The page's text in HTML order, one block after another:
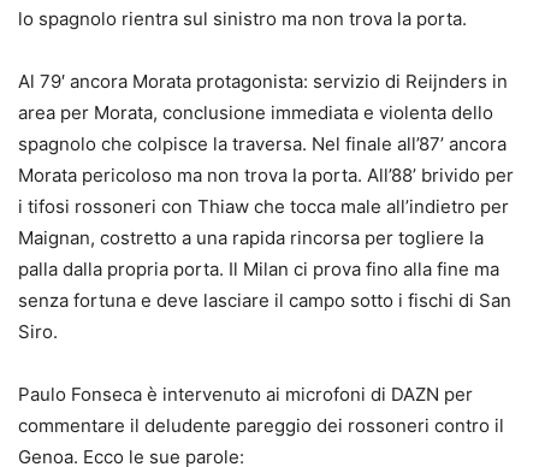
lo spagnolo rientra sul sinistro ma non trova la porta.
Al 79′ ancora Morata protagonista: servizio di Reijnders in
area per Morata, conclusione immediata e violenta dello
spagnolo che colpisce la traversa. Nel finale all’87’ ancora
Morata pericoloso ma non trova la porta. All’88’ brivido per
i tifosi rossoneri con Thiaw che tocca male all’indietro per
Maignan, costretto a una rapida rincorsa per togliere la
palla dalla propria porta. Il Milan ci prova fino alla fine ma
senza fortuna e deve lasciare il campo sotto i fischi di San
Siro.
Paulo Fonseca è intervenuto ai microfoni di DAZN per
commentare il deludente pareggio dei rossoneri contro il
Genoa. Ecco le sue parole: